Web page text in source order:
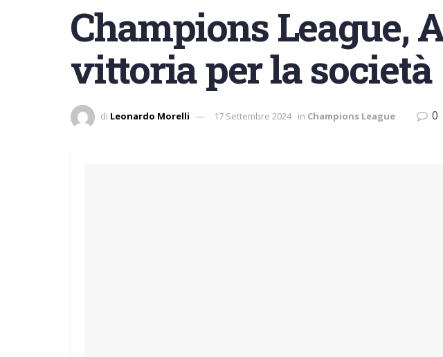
Champions League,
vittoria per la società
di Leonardo Morelli 17 Settembre 2024 in Champions League 0